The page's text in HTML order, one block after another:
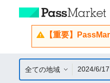
【重要】
全ての地域 2024/6/